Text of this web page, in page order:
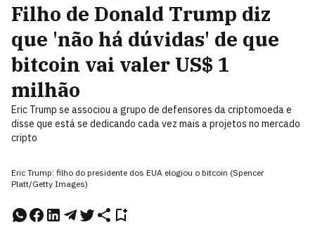
Filho de Donald Trump diz
que 'não há dúvidas' de que
bitcoin vai valer US$ 1
milhão
Eric Trump se associou a grupo de defensores da criptomoeda e
disse que está se dedicando cada vez mais a projetos no mercado
cripto
Eric Trump: filho do presidente dos EUA elogiou o bitcoin (Spencer
Platt/Getty Images)